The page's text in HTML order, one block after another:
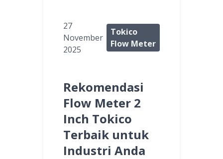
27
November
2025
Tokico
Flow Meter
Rekomendasi
Flow Meter 2
Inch Tokico
Terbaik untuk
Industri Anda